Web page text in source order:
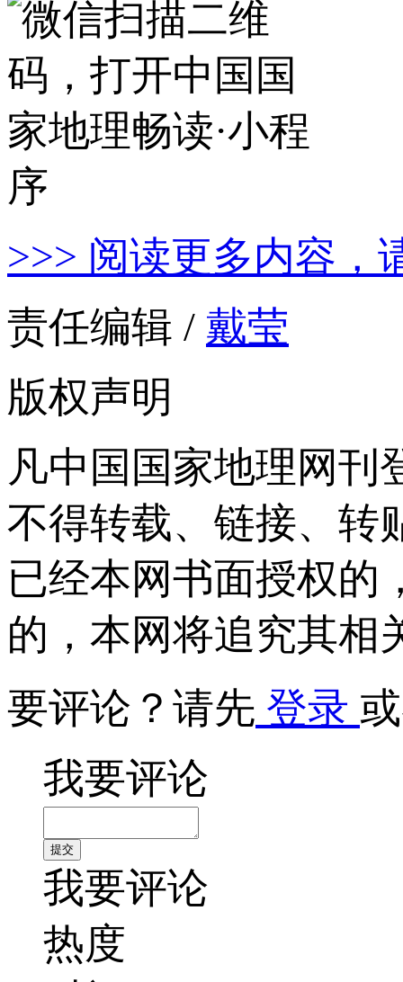
>>> 阅读更多内容，
责任编辑 / 戴莹
版权声明
凡中国国家地理网刊
不得转载、链接、转
已经本网书面授权的
的，本网将追究其相
要评论？请先 登录
我要评论
我要评论
热度